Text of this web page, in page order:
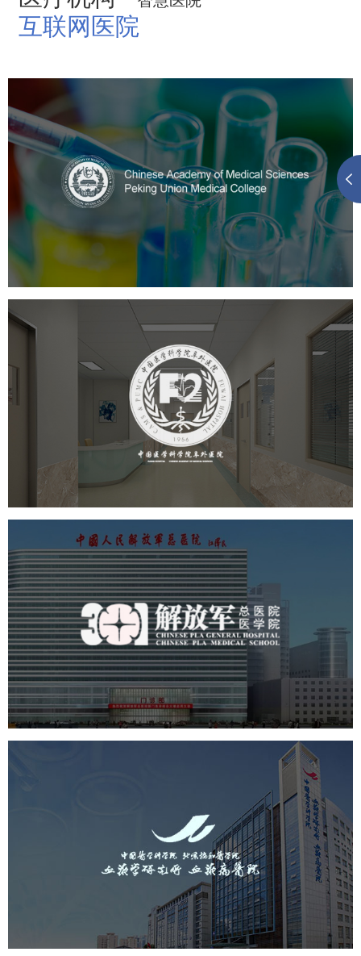
互联网医院
中国医学科学院
医院网站建设
定制开发
大学网站建设
高校网站建设
阜外医院
医药医疗 医院 医院网站建设 定制开发
中国人民解放军总医院 301医
院
医药医疗 医院 医院网站建设 定制开发
中国医学科学院血液病医院
（中国医学科学院...
医院网站建设
互联网医院
网站建设 网页设计